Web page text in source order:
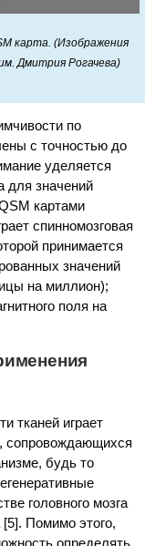
карта. (Изображения
Дмитрия Рогачева)
по
с точностью до
уделяется
для значений
картами
спинномозговая
принимается
значений
на миллион);
поля на
тканей играет
сопровождающихся
будь то
головного мозга
[5]. Помимо этого,
определять